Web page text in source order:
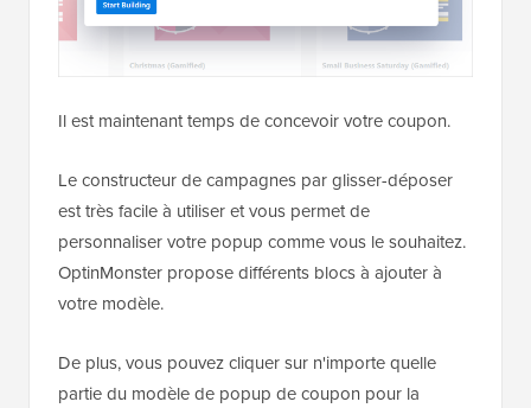
Il est maintenant temps de concevoir votre coupon.
Le constructeur de campagnes par glisser-déposer
est très facile à utiliser et vous permet de
personnaliser votre popup comme vous le souhaitez.
OptinMonster propose différents blocs à ajouter à
votre modèle.
De plus, vous pouvez cliquer sur n'importe quelle
partie du modèle de popup de coupon pour la